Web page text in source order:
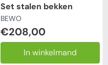
Set stalen bekken
Merk:
BEWO
Prijs: 208,00
€208,00
In winkelmand